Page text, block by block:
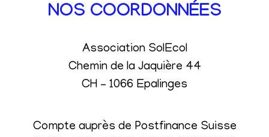
NOS COORDONNÉES
Association SolEcol
Chemin de la Jaquière 44
CH – 1066 Epalinges
Compte auprès de Postfinance Suisse